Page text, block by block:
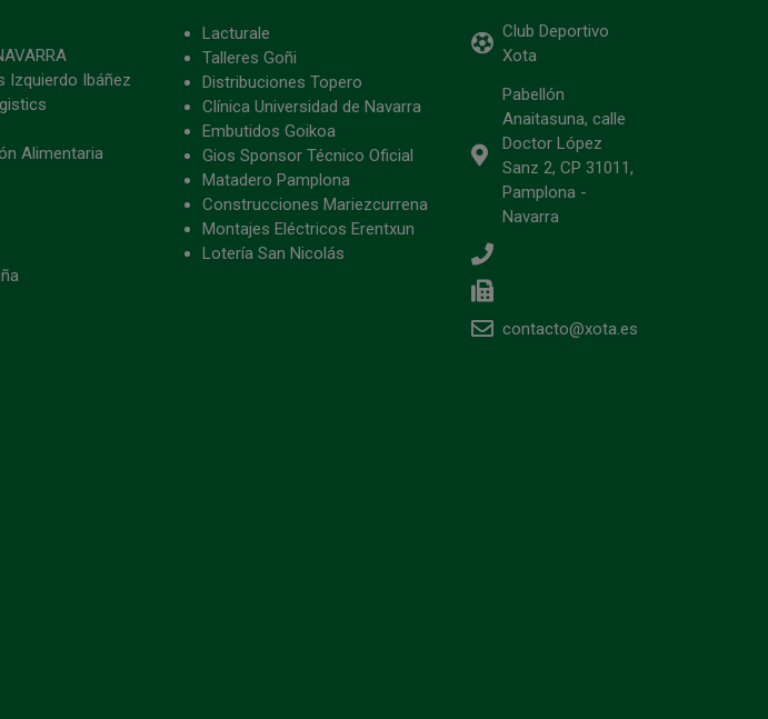
Izquierdo Ibáñez
Alimentaria
Lacturale
Talleres Goñi
Distribuciones Topero
Clínica Universidad de Navarra
Embutidos Goikoa
Gios Sponsor Técnico Oficial
Matadero Pamplona
Construcciones Mariezcurrena
Montajes Eléctricos Erentxun
Lotería San Nicolás
Club Deportivo
Xota
Pabellón
Anaitasuna, calle
Doctor López
Sanz 2, CP 31011,
Pamplona -
Navarra
contacto@xota.es